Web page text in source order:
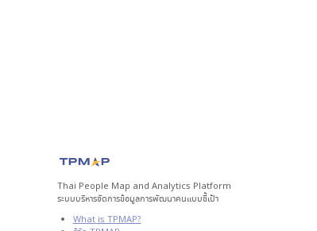
Thai People Map and Analytics Platform
ระบบบริหารจัดการข้อมูลการพัฒนาคนแบบชี้เป้า
What is TPMAP?